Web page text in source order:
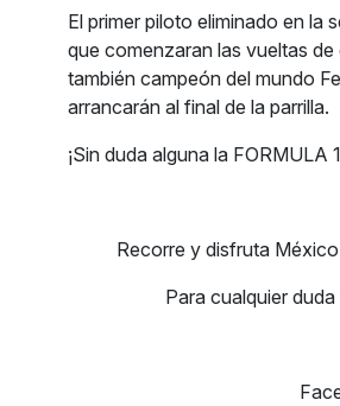
El primer piloto eliminado en la
que comenzaran las vueltas
también campeón del mundo
arrancarán al final de la parrilla.
¡Sin duda alguna la
Recorre y disfruta
Para cualquier